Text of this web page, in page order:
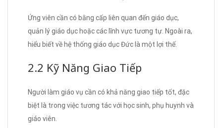
Ứng viên cần có bằng cấp liên quan đến giáo dục,
quản lý giáo dục hoặc các lĩnh vực tương tự. Ngoài ra,
hiểu biết về hệ thống giáo dục Đức là một lợi thế.
2.2 Kỹ Năng Giao Tiếp
Người làm giáo vụ cần có khả năng giao tiếp tốt, đặc
biệt là trong việc tương tác với học sinh, phụ huynh và
giáo viên.